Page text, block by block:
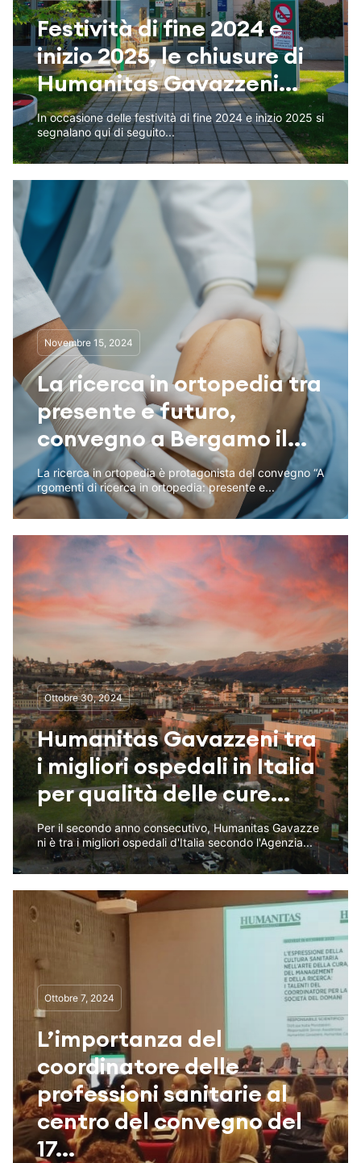
Festività di fine 2024 e
inizio 2025, le chiusure di
Humanitas Gavazzeni...
In occasione delle festività di fine 2024 e inizio 2025 si
segnalano qui di seguito...
Novembre 15, 2024
La ricerca in ortopedia tra
presente e futuro,
convegno a Bergamo il...
La ricerca in ortopedia è protagonista del convegno “A
rgomenti di ricerca in ortopedia: presente e...
Ottobre 30, 2024
Humanitas Gavazzeni tra
i migliori ospedali in Italia
per qualità delle cure...
Per il secondo anno consecutivo, Humanitas Gavazze
ni è tra i migliori ospedali d'Italia secondo l'Agenzia...
Ottobre 7, 2024
L’importanza del
coordinatore delle
professioni sanitarie al
centro del convegno del
17...